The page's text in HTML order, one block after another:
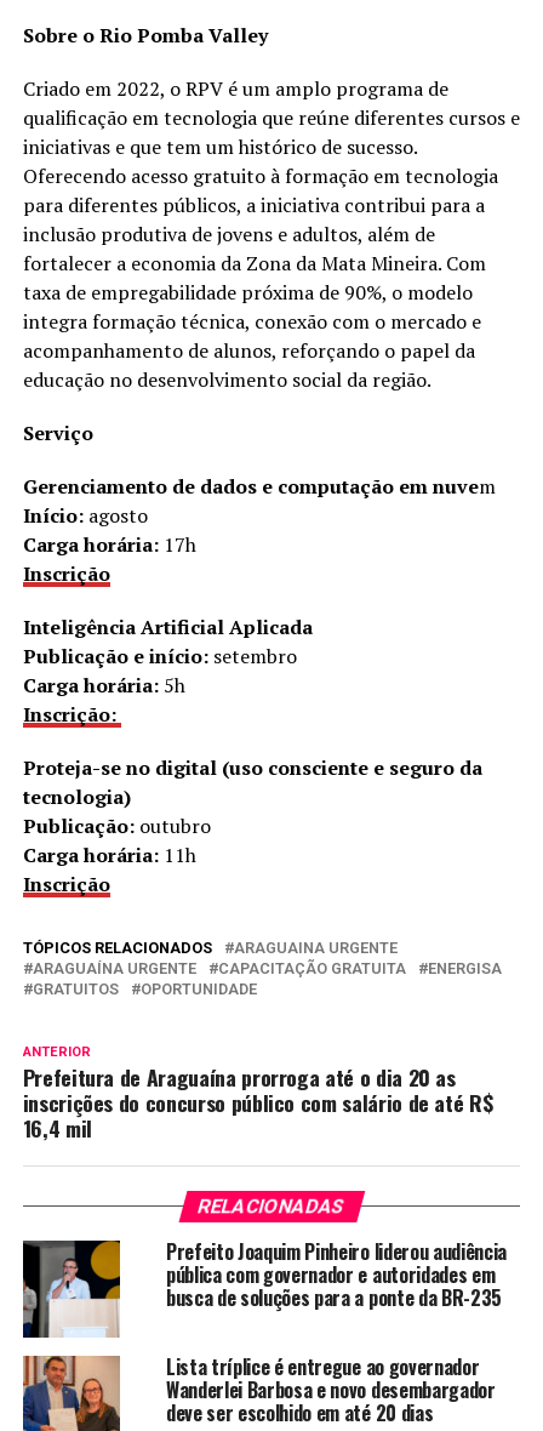
Sobre o Rio Pomba Valley
Criado em 2022, o RPV é um amplo programa de
qualificação em tecnologia que reúne diferentes cursos e
iniciativas e que tem um histórico de sucesso.
Oferecendo acesso gratuito à formação em tecnologia
para diferentes públicos, a iniciativa contribui para a
inclusão produtiva de jovens e adultos, além de
fortalecer a economia da Zona da Mata Mineira. Com
taxa de empregabilidade próxima de 90%, o modelo
integra formação técnica, conexão com o mercado e
acompanhamento de alunos, reforçando o papel da
educação no desenvolvimento social da região.
Serviço
Gerenciamento de dados e computação em nuvem
Início: agosto
Carga horária: 17h
Inscrição
Inteligência Artificial Aplicada
Publicação e início: setembro
Carga horária: 5h
Inscrição:
Proteja-se no digital (uso consciente e seguro da
tecnologia)
Publicação: outubro
Carga horária: 11h
Inscrição
TÓPICOS RELACIONADOS
ARAGUAINA URGENTE
ARAGUAÍNA URGENTE
CAPACITAÇÃO GRATUITA
ENERGISA
GRATUITOS
OPORTUNIDADE
ANTERIOR
Prefeitura de Araguaína prorroga até o dia 20 as
inscrições do concurso público com salário de até R$
16,4 mil
RELACIONADAS
Prefeito Joaquim Pinheiro liderou audiência
pública com governador e autoridades em
busca de soluções para a ponte da BR-235
Lista tríplice é entregue ao governador
Wanderlei Barbosa e novo desembargador
deve ser escolhido em até 20 dias